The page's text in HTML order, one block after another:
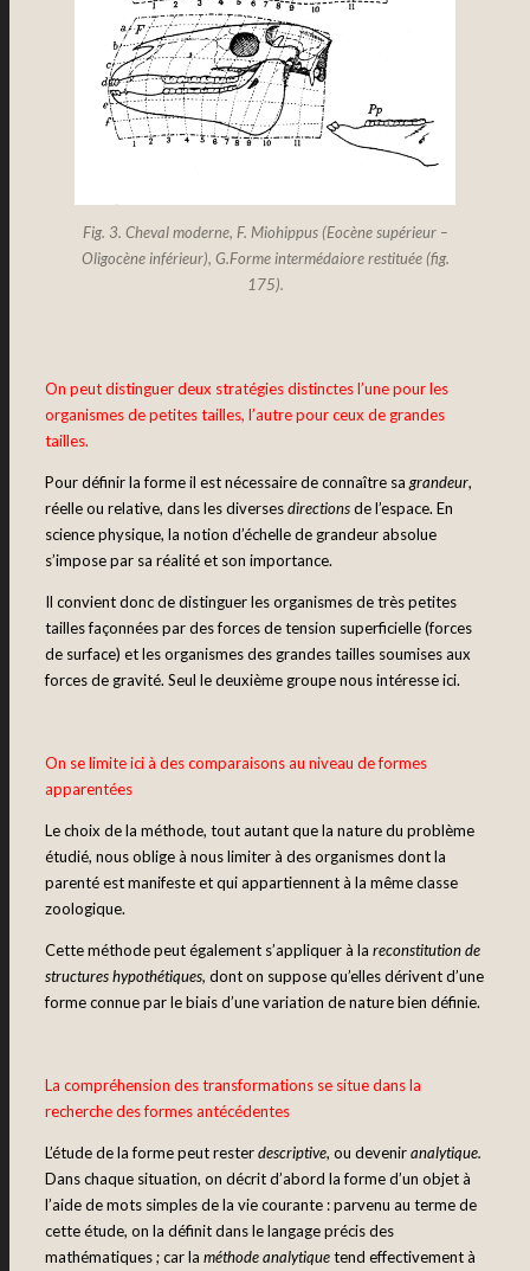
Fig. 3. Cheval moderne, F. Miohippus(Eocène supérieur –
Oligocène inférieur), G.Forme intermédaiore restituée (fig.
175).
On peut distinguer deux stratégies distinctes l’une pour les
organismes de petites tailles, l’autre pour ceux de grandes
tailles.
Pour définir la forme il est nécessaire de connaître sa grandeur,
réelle ou relative, dans les diversesdirectionsde l’espace. En
science physique, la notion d’échelle de grandeur absolue
s’impose par sa réalité et son importance.
Il convient donc de distinguer les organismes de très petites
tailles façonnées par des forces de tension superficielle (forces
de surface) et les organismes des grandes tailles soumises aux
forces de gravité. Seul le deuxième groupe nous intéresse ici.
On se limite ici à des comparaisons au niveau de formes
apparentées
Le choix de la méthode, tout autant que la nature du problème
étudié, nous oblige à nous limiter à des organismes dont la
parenté est manifeste et qui appartiennent à la même classe
zoologique.
Cette méthode peut également s’appliquer à la reconstitution de
structures hypothétiques, dont on suppose qu’elles dérivent d’une
forme connue par le biais d’une variation de nature bien définie.
La compréhension des transformations se situe dans la
recherche des formes antécédentes
L’étude de la forme peut resterdescriptive, ou deveniranalytique.
Dans chaque situation, on décrit d’abord la forme d’un objet à
l’aide de mots simples de la vie courante : parvenu au terme de
cette étude, on la définit dans le langage précis des
mathématiques ; car la méthode analytiquetend effectivement à